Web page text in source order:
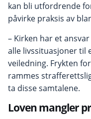
kan bli utfordrende
påvirke praksis av
– Kirken har et
alle livssituasjoner til
veiledning. Frykten
rammes
ta disse samtalene.
Loven mangler